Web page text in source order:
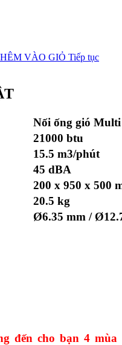
VÀO GIỎ Tiếp tục
Nối ống gió Multi
21000 btu
15.5 m3/phút
45 dBA
200 x 950 x 500
20.5 kg
Ø6.35 mm /
đến cho bạn 4 mùa